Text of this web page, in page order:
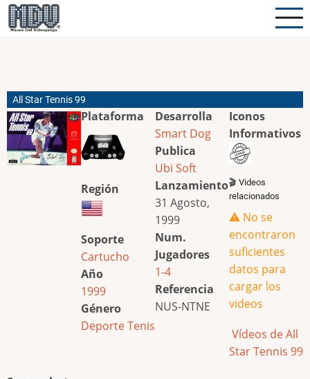
Pasar
al
All Star Tennis 99
Plataforma
Región
Soporte
Cartucho
Año
1999
Género
DeporteTenis
Desarrolla
Smart Dog
Publica
Ubi Soft
Lanzamiento
31 Agosto,
1999
Num.
Jugadores
1-4
Referencia
NUS-NTNE
Iconos
Informativos
🎬 Videos
relacionados
⚠️ No se
encontraron
suficientes
datos para
cargar los
videos
Vídeos de All
Star Tennis 99